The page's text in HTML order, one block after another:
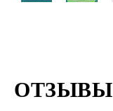
ОТЗЫВЫ